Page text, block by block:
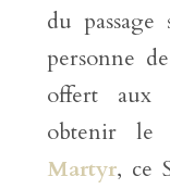
du
personne
offert aux
obtenir le
Martyr, ce